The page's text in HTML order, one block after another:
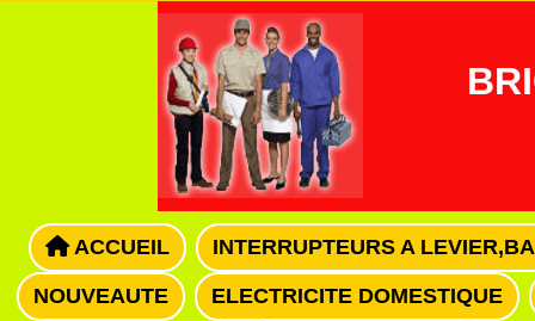
ACCUEIL INTERRUPTEURS A
NOUVEAUTE ELECTRICITE DOMESTIQUE